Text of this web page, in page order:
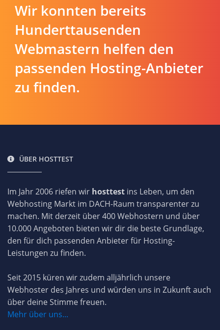
Wir konnten bereits
Hunderttausenden
Webmastern helfen den
passenden Hosting-Anbieter
zu finden.
ÜBER HOSTTEST
Im Jahr 2006 riefen wir hosttest ins Leben, um den
Webhosting Markt im DACH-Raum transparenter zu
machen. Mit derzeit über 400 Webhostern und über
10.000 Angeboten bieten wir dir die beste Grundlage,
den für dich passenden Anbieter für Hosting-
Leistungen zu finden.
Seit 2015 küren wir zudem alljährlich unsere
Webhoster des Jahres und würden uns in Zukunft auch
über deine Stimme freuen.
Mehr über uns...